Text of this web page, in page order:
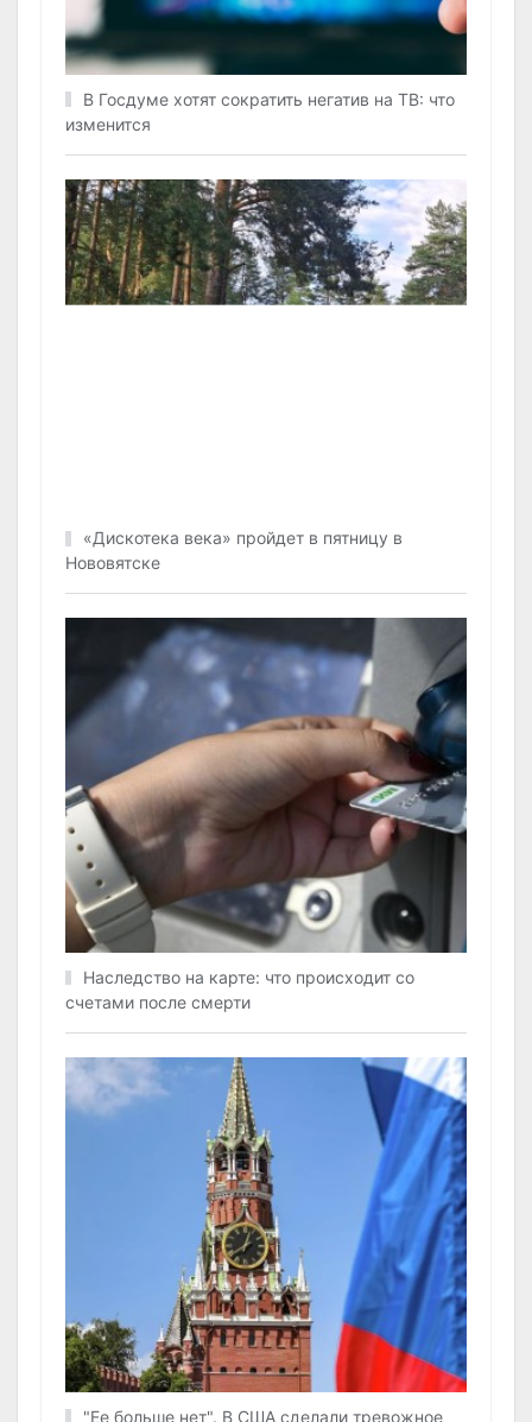
В Госдуме хотят сократить негатив на ТВ: что
изменится
«Дискотека века» пройдет в пятницу в
Нововятске
Наследство на карте: что происходит со
счетами после смерти
"Ее больше нет". В США сделали тревожное